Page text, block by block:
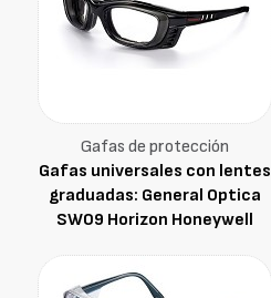
Gafas de protección
Gafas universales con lentes
graduadas: General Optica
SW09 Horizon Honeywell